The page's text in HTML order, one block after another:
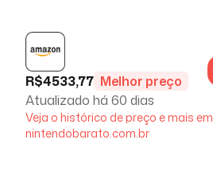
R$4533,77 Melhor preço
Atualizado há 60 dias
Veja o histórico de preço e mais em
nintendobarato.com.br